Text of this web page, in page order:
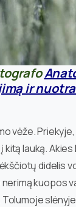
ir
vėže.
lauką.
didelis
kuopos